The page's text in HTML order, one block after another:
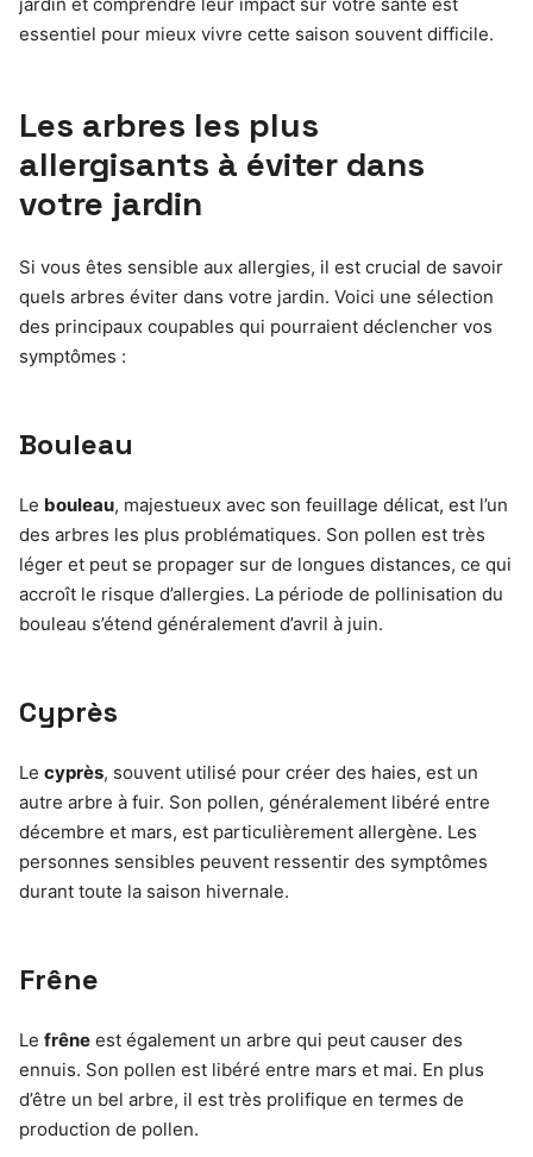
essentiel pour mieux vivre cette saison souvent difficile.
Les arbres les plus
allergisants à éviter dans
votre jardin
Si vous êtes sensible aux allergies, il est crucial de savoir
quels arbres éviter dans votre jardin. Voici une sélection
des principaux coupables qui pourraient déclencher vos
symptômes :
Bouleau
Le bouleau, majestueux avec son feuillage délicat, est l’un
des arbres les plus problématiques. Son pollen est très
léger et peut se propager sur de longues distances, ce qui
accroît le risque d’allergies. La période de pollinisation du
bouleau s’étend généralement d’avril à juin.
Cyprès
Le cyprès, souvent utilisé pour créer des haies, est un
autre arbre à fuir. Son pollen, généralement libéré entre
décembre et mars, est particulièrement allergène. Les
personnes sensibles peuvent ressentir des symptômes
durant toute la saison hivernale.
Frêne
Le frêne est également un arbre qui peut causer des
ennuis. Son pollen est libéré entre mars et mai. En plus
d’être un bel arbre, il est très prolifique en termes de
production de pollen.